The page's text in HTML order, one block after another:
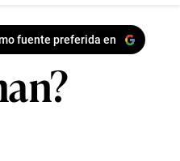
fuente preferida en